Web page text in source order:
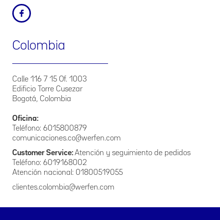
El presente Manual de Políticas de Tratamiento de la
Información que La Empresa posee, se regirá por los
Principio de veracidad o calidad. La información contenida
en las bases de datos debe ser veraz, completa, exacta,
actualizada, comprobable y comprensible. Se prohíbe el
registro y divulgación de datos parciales, incompletos,
Principio de finalidad. El tratamiento debe obedecer a una
finalidad legítima de acuerdo con la constitución y la ley, la
Principio de legalidad: El Tratamiento a que se refiere la
presente política debe sujetarse a lo establecido en ella y en
información del titular no podrá ser suministrada a
Colombia
Calle 116 7 15 Of. 1003
Edificio Torre Cusezar
Bogotá, Colombia
Oficina:
Teléfono: 6015800879
comunicaciones.co@werfen.com
Customer Service: Atención y seguimiento de pedidos
Teléfono: 6019168002
Atención nacional: 01800519055
clientes.colombia@werfen.com